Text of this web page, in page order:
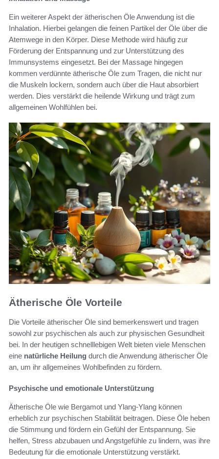
Ein weiterer Aspekt der ätherischen Öle Anwendung ist die
Inhalation. Hierbei gelangen die feinen Partikel der Öle über die
Atemwege in den Körper. Diese Methode wird häufig zur
Förderung der Entspannung und zur Unterstützung des
Immunsystems eingesetzt. Bei der Massage hingegen
kommen verdünnte ätherische Öle zum Tragen, die nicht nur
die Muskeln lockern, sondern auch über die Haut absorbiert
werden. Dies verstärkt die heilende Wirkung und trägt zum
allgemeinen Wohlfühlen bei.
Ätherische Öle Vorteile
Die Vorteile ätherischer Öle sind bemerkenswert und tragen
sowohl zur psychischen als auch zur physischen Gesundheit
bei. In der heutigen schnelllebigen Welt bieten viele Menschen
eine natürliche Heilung durch die Anwendung ätherischer Öle
an, um ihr allgemeines Wohlbefinden zu fördern.
Psychische und emotionale Unterstützung
Ätherische Öle wie Bergamot und Ylang-Ylang können
erheblich zur psychischen Stabilität beitragen. Diese Öle heben
die Stimmung und fördern ein Gefühl der Entspannung. Sie
helfen, Stress abzubauen und Angstgefühle zu lindern, was ihre
Bedeutung für die emotionale Unterstützung verstärkt.